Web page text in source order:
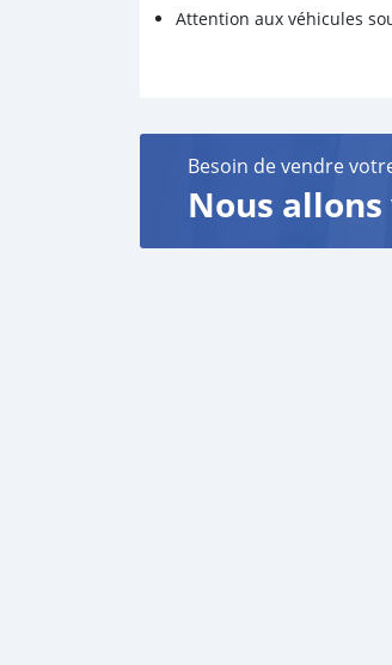
Attention aux véhicules
Besoin de vendre
Nous